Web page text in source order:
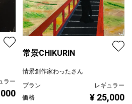
ラー
常景CHIKURIN
情景創作家わったさん
プラン
レギュラー
価格
¥ 25,000